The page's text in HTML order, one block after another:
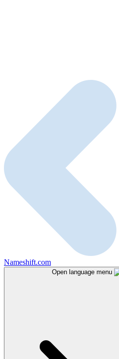
Nameshift.com
Open language menu